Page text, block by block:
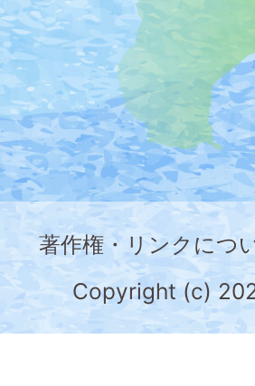
記
し
た
地
図。
神
奈
川
県
の
著作権・リンクにつ
Copyright (c)